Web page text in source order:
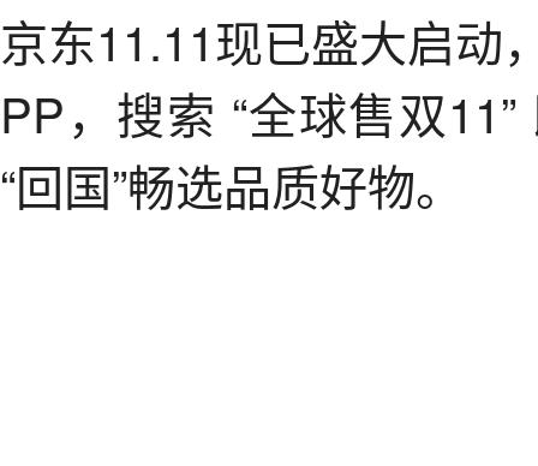
京东11.11现已盛大启动
PP，搜索 “全球售双
“回国”畅选品质好物。